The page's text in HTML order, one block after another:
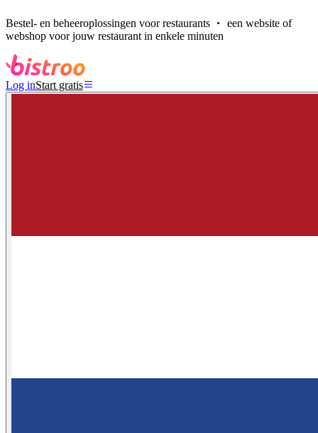
Bestel- en beheeroplossingen voor restaurants
een website of
webshop voor jouw restaurant in enkele minuten
Log inStart gratis